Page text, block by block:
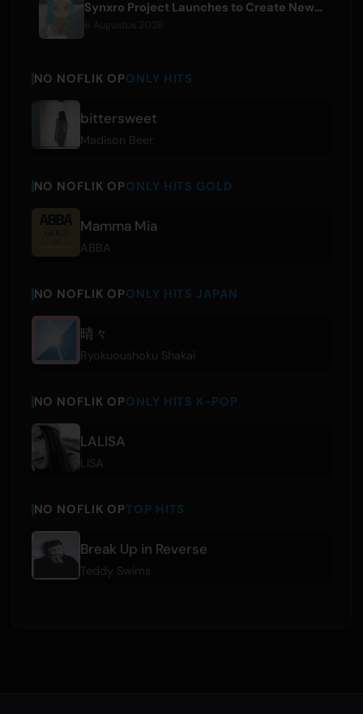
Synxro Project Launches to Create New IP from Fictional Anime Openings
NO NOFLIK OPONLY HITS
bittersweet
Madison Beer
NO NOFLIK OPONLY HITS GOLD
Mamma Mia
ABBA
NO NOFLIK OPONLY HITS JAPAN
晴々
Ryokuoushoku Shakai
NO NOFLIK OPONLY HITS K-POP
LALISA
LISA
NO NOFLIK OPTOP HITS
Break Up in Reverse
Teddy Swims